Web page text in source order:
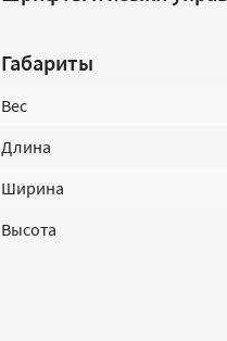
Габариты
Вес
Длина
Ширина
Высота